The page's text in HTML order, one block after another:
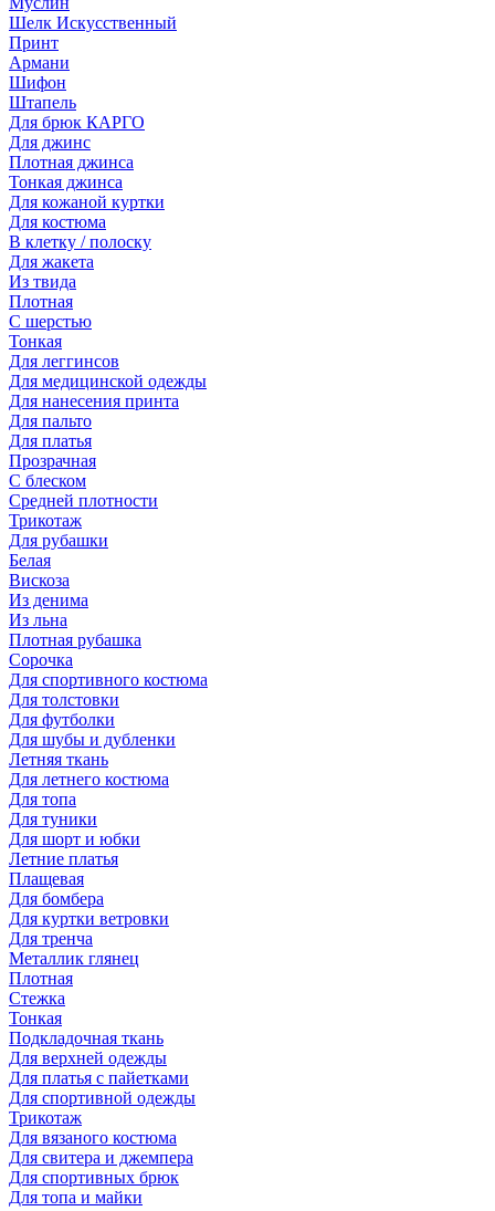
Шелк Искусственный
Принт
Армани
Шифон
Штапель
Для брюк КАРГО
Для джинс
Плотная джинса
Тонкая джинса
Для кожаной куртки
Для костюма
В клетку / полоску
Для жакета
Из твида
Плотная
С шерстью
Тонкая
Для леггинсов
Для медицинской одежды
Для нанесения принта
Для пальто
Для платья
Прозрачная
С блеском
Средней плотности
Трикотаж
Для рубашки
Белая
Вискоза
Из денима
Из льна
Плотная рубашка
Сорочка
Для спортивного костюма
Для толстовки
Для футболки
Для шубы и дубленки
Летняя ткань
Для летнего костюма
Для топа
Для туники
Для шорт и юбки
Летние платья
Плащевая
Для бомбера
Для куртки ветровки
Для тренча
Металлик глянец
Плотная
Стежка
Тонкая
Подкладочная ткань
Для верхней одежды
Для платья с пайетками
Для спортивной одежды
Трикотаж
Для вязаного костюма
Для свитера и джемпера
Для спортивных брюк
Для топа и майки